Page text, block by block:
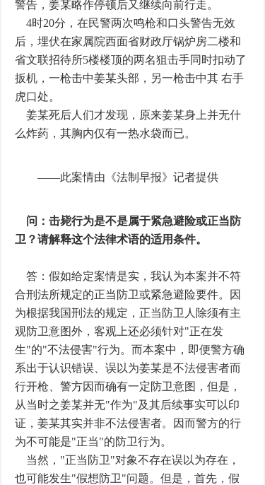
警告，姜某略作停顿后又继续向前行走。
4时20分，在民警两次鸣枪和口头警告无效
后，埋伏在家属院西面省财政厅锅炉房二楼和
省文联招待所5楼楼顶的两名狙击手同时扣动了
扳机，一枪击中姜某头部，另一枪击中其 右手
虎口处。
姜某死后人们才发现，原来姜某身上并无什
么炸药，其胸内仅有一热水袋而已。
——此案情由《法制早报》记者提供
问：击毙行为是不是属于紧急避险或正当防
卫？请解释这个法律术语的适用条件。
答：假如给定案情是实，我认为本案并不符
合刑法所规定的正当防卫或紧急避险要件。因
为根据我国刑法的规定，正当防卫人除须有主
观防卫意图外，客观上还必须针对"正在发
生"的"不法侵害"行为。而本案中，即便警方确
系出于认识错误、误以为姜某是不法侵害者而
行开枪、警方因而确有一定防卫意图，但是，
从当时之姜某并无"作为"及其后续事实可以印
证，姜某其实并非不法侵害者。因而警方的行
为不可能是"正当"的防卫行为。
当然，"正当防卫"对象不存在误以为存在，
也可能发生"假想防卫"问题。但是，首先，假